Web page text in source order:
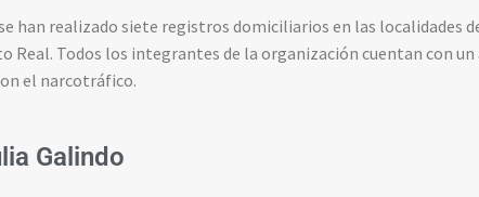
han realizado siete registros domiciliarios en las localidades
Real. Todos los integrantes de la organización cuentan con
el narcotráfico.
Galindo